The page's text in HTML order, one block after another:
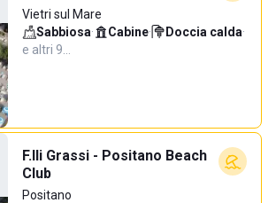
Vietri sul Mare
Sabbiosa· Cabine· Doccia calda·
e altri 9…
F.lli Grassi - Positano Beach
Club
Positano